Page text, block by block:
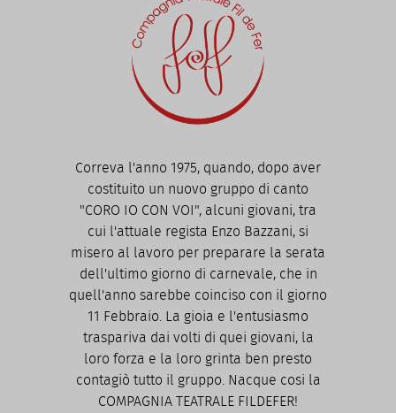
Correva l'anno 1975, quando, dopo aver
costituito un nuovo gruppo di canto
"CORO IO CON VOI", alcuni giovani, tra
cui l'attuale regista Enzo Bazzani, si
misero al lavoro per preparare la serata
dell'ultimo giorno di carnevale, che in
quell'anno sarebbe coinciso con il giorno
11 Febbraio. La gioia e l'entusiasmo
traspariva dai volti di quei giovani, la
loro forza e la loro grinta ben presto
contagiò tutto il gruppo. Nacque cosi la
COMPAGNIA TEATRALE FILDEFER!